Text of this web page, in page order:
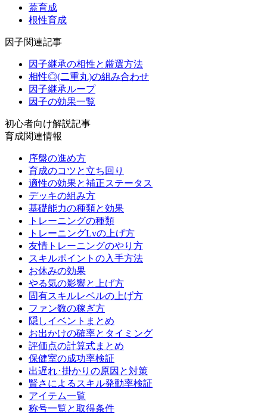
蓋育成
根性育成
因子関連記事
因子継承の相性と厳選方法
相性◎(二重丸)の組み合わせ
因子継承ループ
因子の効果一覧
初心者向け解説記事
育成関連情報
序盤の進め方
育成のコツと立ち回り
適性の効果と補正ステータス
デッキの組み方
基礎能力の種類と効果
トレーニングの種類
トレーニングLvの上げ方
友情トレーニングのやり方
スキルポイントの入手方法
お休みの効果
やる気の影響と上げ方
固有スキルレベルの上げ方
ファン数の稼ぎ方
隠しイベントまとめ
お出かけの確率とタイミング
評価点の計算式まとめ
保健室の成功率検証
出遅れ･掛かりの原因と対策
賢さによるスキル発動率検証
アイテム一覧
称号一覧と取得条件